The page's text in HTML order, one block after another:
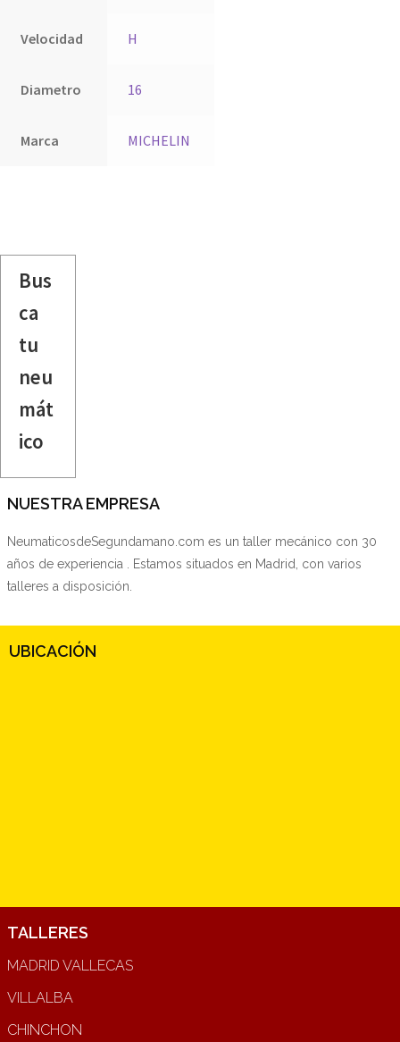
Velocidad H
Diametro 16
Marca MICHELIN
Bus
ca
tu
neu
mát
ico
NUESTRA EMPRESA
NeumaticosdeSegundamano.com es un taller mecánico con 30
años de experiencia . Estamos situados en Madrid, con varios
talleres a disposición.
UBICACIÓN
TALLERES
MADRID VALLECAS
VILLALBA
CHINCHON